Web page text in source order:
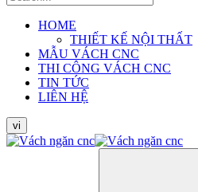
HOME
THIẾT KẾ NỘI THẤT
MẪU VÁCH CNC
THI CÔNG VÁCH CNC
TIN TỨC
LIÊN HỆ
vi